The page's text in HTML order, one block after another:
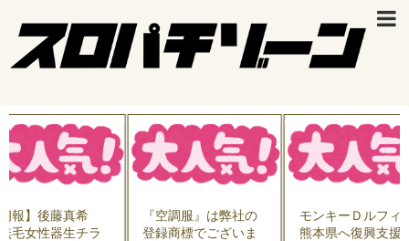
報】後藤真希
毛女性器生チラ
『空調服』は弊社の
登録商標でございま
モンキーＤルフィ
熊本県へ復興支援